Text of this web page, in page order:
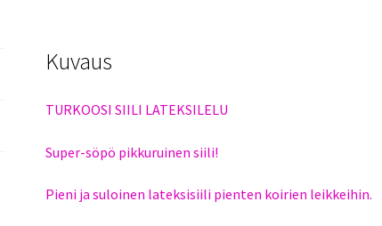
Kuvaus
TURKOOSI SIILI LATEKSILELU
Super-söpö pikkuruinen siili!
Pieni ja suloinen lateksisiili pienten koirien leikkeihin.